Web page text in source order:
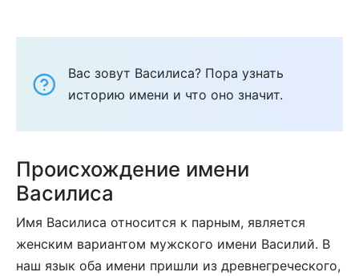
Вас зовут Василиса? Пора узнать
историю имени и что оно значит.
Происхождение имени
Василиса
Имя Василиса относится к парным, является
женским вариантом мужского имени Василий. В
наш язык оба имени пришли из древнегреческого,